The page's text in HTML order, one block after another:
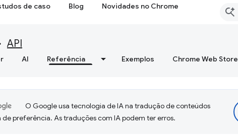
de caso Blog Novidades no Chrome
API
AI Referência Exemplos Chrome Web Store
O Google usa tecnologia de IA na tradução de conteúdos
de preferência. As traduções com IA podem ter erros.